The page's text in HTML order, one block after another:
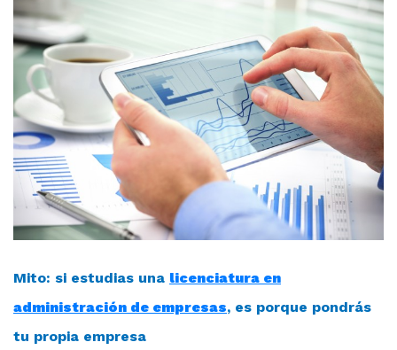
Mito: si estudias una licenciatura en
administración de empresas, es porque pondrás
tu propia empresa